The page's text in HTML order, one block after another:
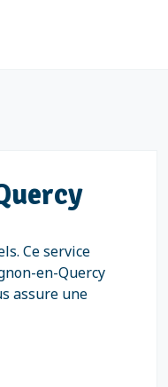
Ce service
en-Quercy
assure une